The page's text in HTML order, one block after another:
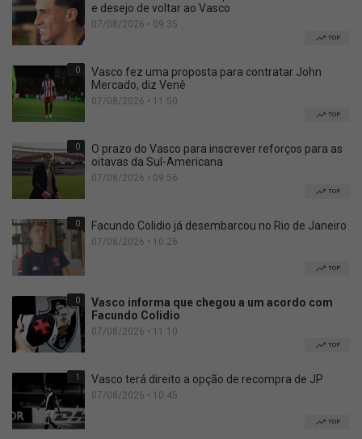
e desejo de voltar ao Vasco
07/08/2026 • 09:35
TOP
0
Vasco fez uma proposta para contratar John
Mercado, diz Venê
07/08/2026 • 11:50
TOP
0
O prazo do Vasco para inscrever reforços para as
oitavas da Sul-Americana
07/08/2026 • 09:56
TOP
0 Facundo Colidio já desembarcou no Rio de Janeiro
07/08/2026 • 10:26
TOP
0
Vasco informa que chegou a um acordo com
Facundo Colidio
07/08/2026 • 11:10
TOP
1 Vasco terá direito a opção de recompra de JP
07/08/2026 • 10:45
TOP